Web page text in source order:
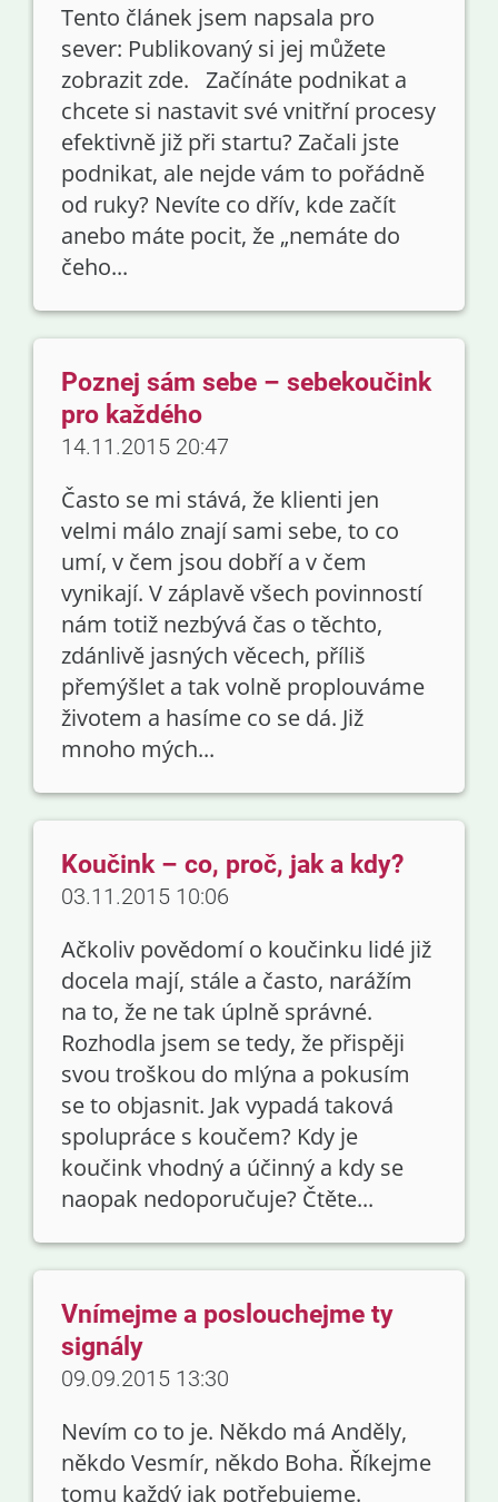
Tento článek jsem napsala pro
sever: Publikovaný si jej můžete
zobrazit zde. Začínáte podnikat a
chcete si nastavit své vnitřní procesy
efektivně již při startu? Začali jste
podnikat, ale nejde vám to pořádně
od ruky? Nevíte co dřív, kde začít
anebo máte pocit, že „nemáte do
čeho...
Poznej sám sebe – sebekoučink
pro každého
14.11.2015 20:47
Často se mi stává, že klienti jen
velmi málo znají sami sebe, to co
umí, v čem jsou dobří a v čem
vynikají. V záplavě všech povinností
nám totiž nezbývá čas o těchto,
zdánlivě jasných věcech, příliš
přemýšlet a tak volně proplouváme
životem a hasíme co se dá. Již
mnoho mých...
Koučink – co, proč, jak a kdy?
03.11.2015 10:06
Ačkoliv povědomí o koučinku lidé již
docela mají, stále a často, narážím
na to, že ne tak úplně správné.
Rozhodla jsem se tedy, že přispěji
svou troškou do mlýna a pokusím
se to objasnit. Jak vypadá taková
spolupráce s koučem? Kdy je
koučink vhodný a účinný a kdy se
naopak nedoporučuje? Čtěte...
Vnímejme a poslouchejme ty
signály
09.09.2015 13:30
Nevím co to je. Někdo má Anděly,
někdo Vesmír, někdo Boha. Říkejme
tomu každý jak potřebujeme.